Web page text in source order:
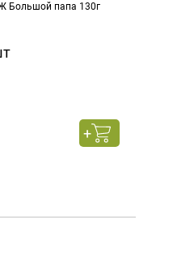
Большой папа 130г